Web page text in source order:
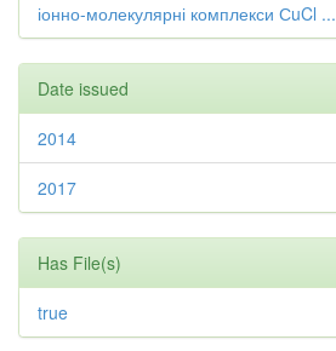
іонно-молекулярні комплекси СuCl ...
Date issued
2014
2017
Has File(s)
true